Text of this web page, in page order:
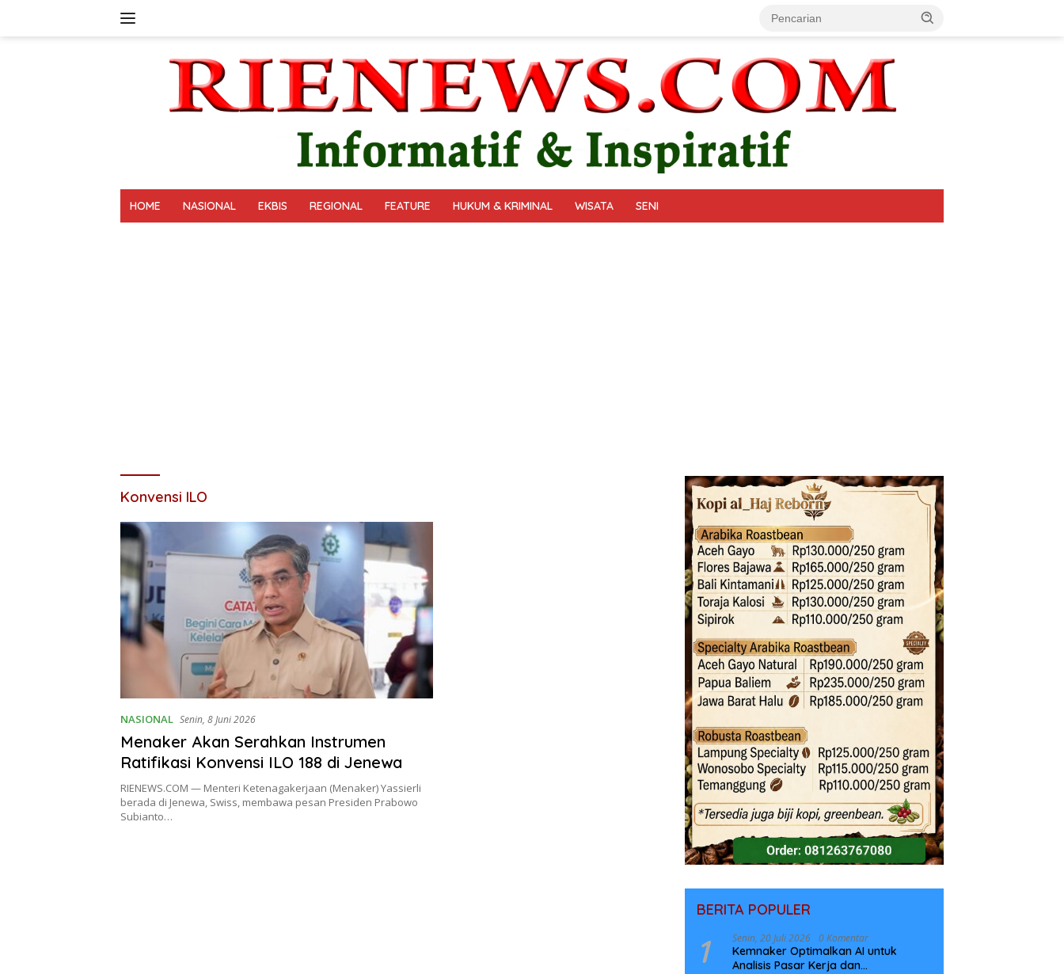
HOME NASIONAL EKBIS REGIONAL FEATURE HUKUM & KRIMINAL WISATA SENI
Konvensi ILO
NASIONAL Senin, 8 Juni 2026
Menaker Akan Serahkan Instrumen
Ratifikasi Konvensi ILO 188 di Jenewa
RIENEWS.COM — Menteri Ketenagakerjaan (Menaker) Yassierli
berada di Jenewa, Swiss, membawa pesan Presiden Prabowo
Subianto…
BERITA POPULER
1 Senin, 20 Juli 2026 0 Komentar
Kemnaker Optimalkan AI untuk
Analisis Pasar Kerja dan